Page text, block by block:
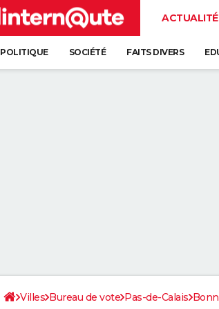
POLITIQUE SOCIÉTÉ FAITS DIVERS
Villes Bureau de vote Pas-de-Calais